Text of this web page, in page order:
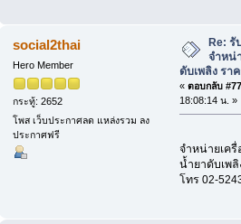
social2thai
Hero Member
กระทู้: 2652
โพส เว็บประกาศลด แหล่งรวม ลง
ประกาศฟรี
Re: รั
จำหน่
ดับเพลิง รา
« ตอบกลับ
18:08:14 น. »
จำหน่ายเครื่
น้ำยาดับเพลิ
โทร 02-